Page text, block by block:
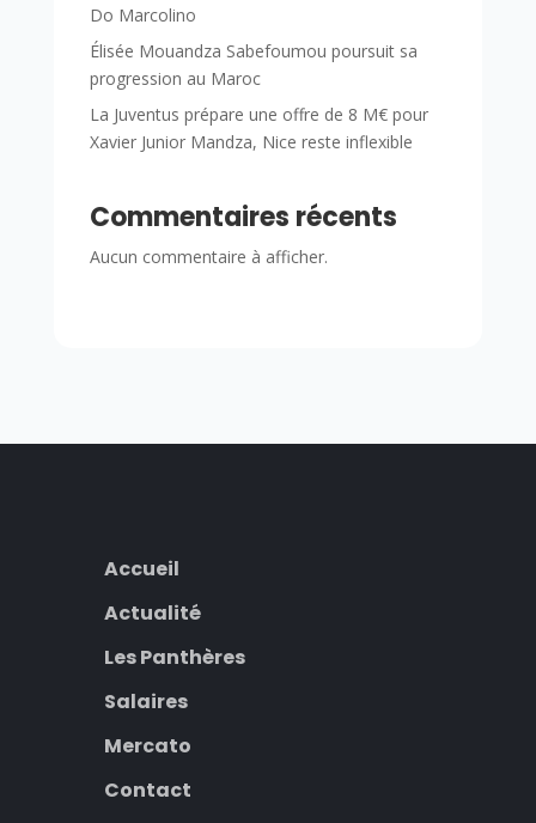
Do Marcolino
Élisée Mouandza Sabefoumou poursuit sa
progression au Maroc
La Juventus prépare une offre de 8 M€ pour
Xavier Junior Mandza, Nice reste inflexible
Commentaires récents
Aucun commentaire à afficher.
Accueil
Actualité
Les Panthères
Salaires
Mercato
Contact